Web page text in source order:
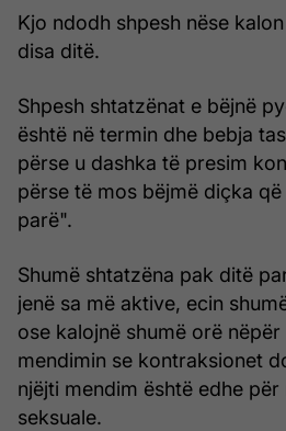
Kjo ndodh shpesh nëse
disa ditë.
Shpesh shtatzënat e bëjnë
është në termin dhe bebja
përse u dashka të presim
përse të mos bëjmë diçka
parë".
Shumë shtatzëna pak ditë
jenë sa më aktive, ecin
ose kalojnë shumë orë
mendimin se kontraksionet
njëjti mendim është edhe
seksuale.